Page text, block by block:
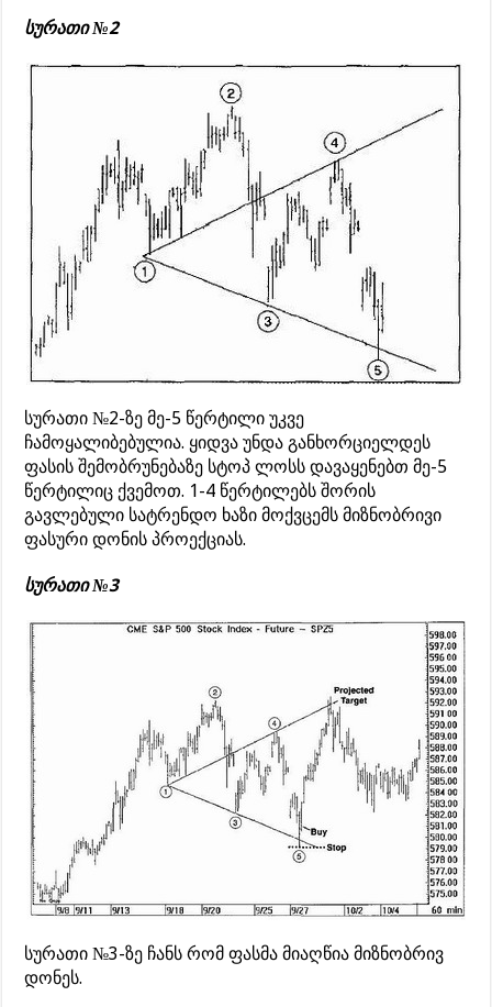
სურათი №2
სურათი №2-ზე მე-5 წერტილი უკვე
ჩამოყალიბებულია. ყიდვა უნდა განხორციელდეს
ფასის შემობრუნებაზე სტოპ ლოსს დავაყენებთ მე-5
წერტილიც ქვემოთ. 1-4 წერტილებს შორის
გავლებული სატრენდო ხაზი მოქვცემს მიზნობრივი
ფასური დონის პროექციას.
სურათი №3
სურათი №3-ზე ჩანს რომ ფასმა მიაღწია მიზნობრივ
დონეს.